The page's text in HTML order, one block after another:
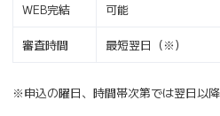
WEB完結 可能
審査時間 最短翌日（※）
※申込の曜日、時間帯次第では翌日以